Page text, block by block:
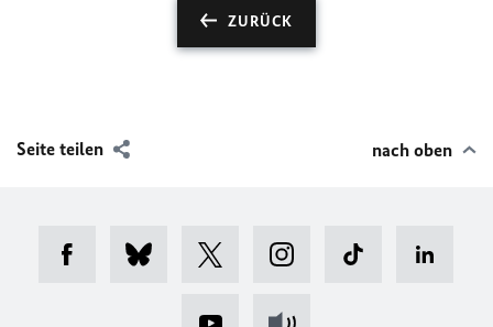
ZURÜCK
Seite teilen nach oben